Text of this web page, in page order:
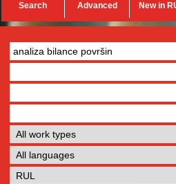
Search Advanced New in